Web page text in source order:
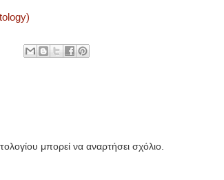
μπορεί να αναρτήσει σχόλιο.